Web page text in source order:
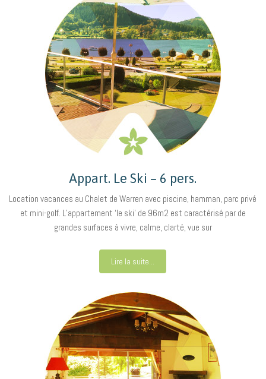
Appart. Le Ski – 6 pers.
Location vacances au Chalet de Warren avec piscine, hamman, parc privé
et mini-golf. L’appartement ‘le ski’ de 96m2 est caractérisé par de
grandes surfaces à vivre, calme, clarté, vue sur
Lire la suite...